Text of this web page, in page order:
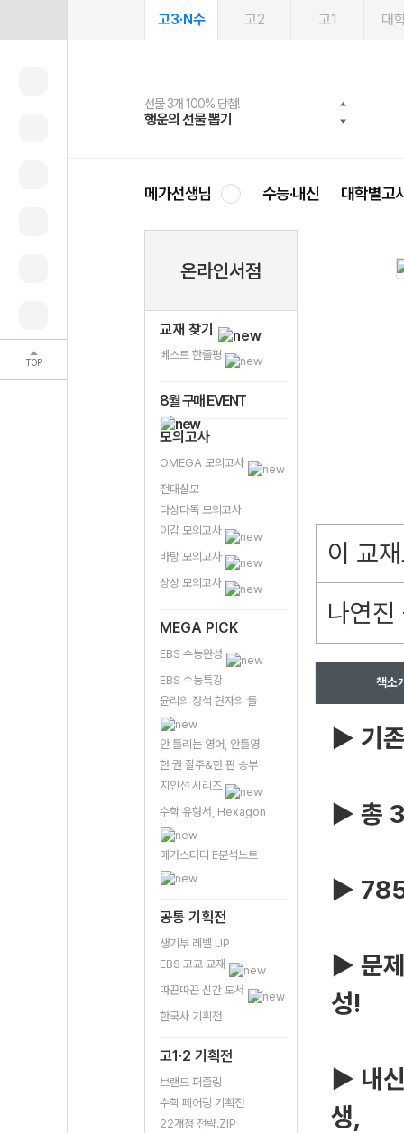
TOP
고3·N수 고2 고1 대
선물 3개 100% 당첨!
행운의 선물 뽑기
선물 100% 증정!
메가스터디 X 올리브
2027 러셀 단과
강사 공개선발
스마트러닝앱
설문 EVENT
메가패스
3일 무료 체험권
메가패스 수강생 무료혜택!
메가클럽 멤버십
사회공헌 캠페인
희망이룸 메가나눔
메가선생님 수능·내신 대학별고
온라인서점
교재 찾기
베스트 한줄평
8월 구매 EVENT
모의고사
OMEGA 모의고사
전대실모
다상다독 모의고사
이감 모의고사
바탕 모의고사
상상 모의고사
MEGA PICK
EBS 수능완성
EBS 수능특강
윤리의 정석 현자의 돌
안 틀리는 영어, 안틀영
한 권 질주&한 판 승부
지인선 시리즈
수학 유형서, Hexagon
메가스터디 E분석노트
공통 기획전
생기부 레벨 UP
EBS 고교 교재
따끈따끈 신간 도서
한국사 기획전
고1·2 기획전
브랜드 퍼즐링
수학 페어링 기획전
22개정 전략.ZIP
이 교
나연
책소
▶ 기
▶ 총
▶ 785
▶ 문
성!
▶ 내
생,